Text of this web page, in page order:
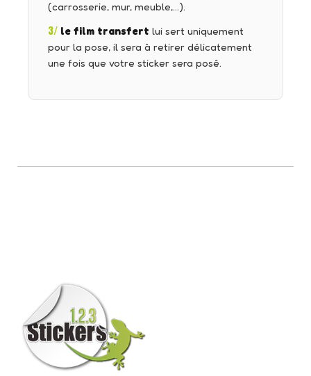
(carrosserie, mur, meuble,…).
3/ le film transfert lui sert uniquement
pour la pose, il sera à retirer délicatement
une fois que votre sticker sera posé.